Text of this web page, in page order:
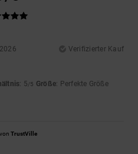
Verifizierter Kauf
: 5/5 Größe: Perfekte Größe
TrustVille